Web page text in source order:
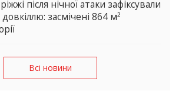
після нічної атаки зафіксували
засмічені 864 м²
Всі новини